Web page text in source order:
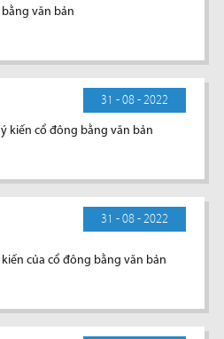
bằng văn bản
31 - 08 - 2022
ý kiến cổ đông bằng văn bản
31 - 08 - 2022
kiến của cổ đông bằng văn bản